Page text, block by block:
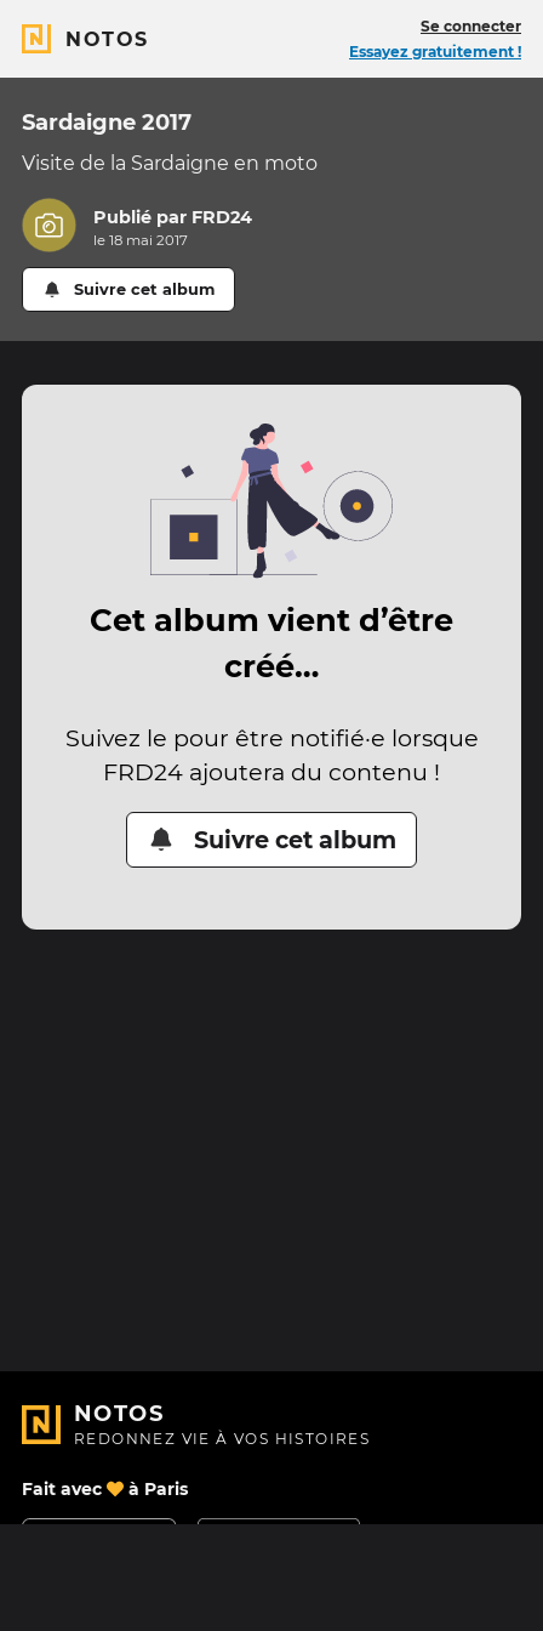
NOTOS
Se connecter
Essayez gratuitement !
Sardaigne 2017
Visite de la Sardaigne en moto
Publié par FRD24
le 18 mai 2017
Suivre cet album
Cet album vient d’être
créé…
Suivez le pour être notifié·e lorsque
FRD24 ajoutera du contenu !
Suivre cet album
NOTOS
REDONNEZ VIE À VOS HISTOIRES
Fait avec à Paris